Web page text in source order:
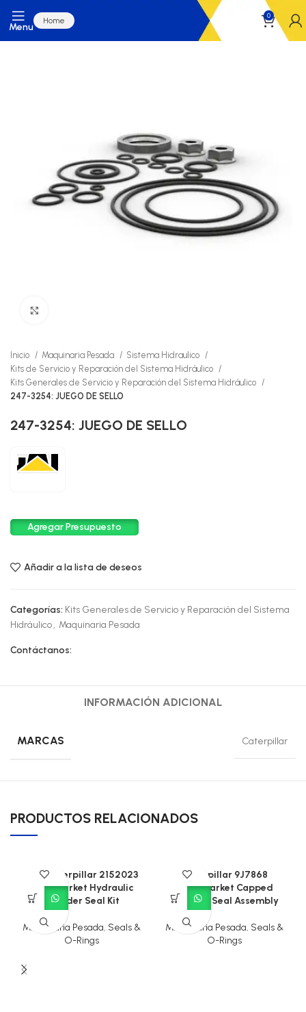
Menu
Home
0
Inicio Maquinaria Pesada
Sistema Hidraulico
Kits de Servicio y Reparación del Sistema Hidráulico
Kits Generales de Servicio y Reparación del Sistema Hidráulico
247-3254: JUEGO DE SELLO
247-3254: JUEGO DE SELLO
Agregar Presupuesto
Añadir a la lista de deseos
Categorías: Kits Generales de Servicio y Reparación del Sistema
Hidráulico, Maquinaria Pesada
Contáctanos:
INFORMACIÓN ADICIONAL
MARCAS Caterpillar
PRODUCTOS RELACIONADOS
CAT Caterpillar 2152023
Aftermarket Hydraulic
Cylinder Seal Kit
Maquinaria Pesada, Seals &
O-Rings
Caterpillar 9J7868
Aftermarket Capped
Piston T-Seal Assembly
Maquinaria Pesada, Seals &
O-Rings